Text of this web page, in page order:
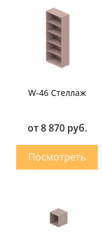
W-46 Стеллаж
от 8 870 руб.